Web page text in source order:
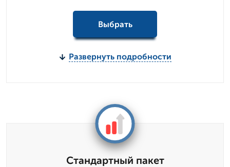
Выбрать
Развернуть подробности
Стандартный пакет